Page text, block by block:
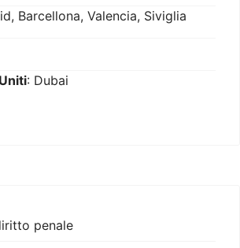
Barcellona, Valencia, Siviglia
: Dubai
penale